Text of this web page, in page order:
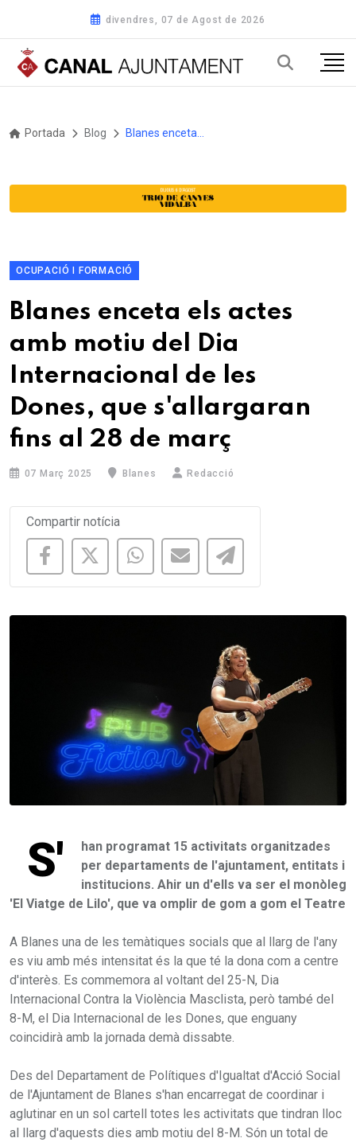
divendres, 07 de Agost de 2026
Portada Blog
OCUPACIÓ I FORMACIÓ
Blanes enceta els actes
amb motiu del Dia
Internacional de les
Dones, que s'allargaran
fins al 28 de març
07 Març 2025 Blanes Redacció
Compartir notícia
S'
han programat 15 activitats organitzades
per departaments de l'ajuntament, entitats i
institucions. Ahir un d'ells va ser el monòleg
'El Viatge de Lilo', que va omplir de gom a gom el Teatre
A Blanes una de les temàtiques socials que al llarg de l'any
es viu amb més intensitat és la que té la dona com a centre
d'interès. Es commemora al voltant del 25-N, Dia
Internacional Contra la Violència Masclista, però també del
8-M, el Dia Internacional de les Dones, que enguany
coincidirà amb la jornada demà dissabte.
Des del Departament de Polítiques d'Igualtat d'Acció Social
de l'Ajuntament de Blanes s'han encarregat de coordinar i
aglutinar en un sol cartell totes les activitats que tindran lloc
al llarg d'aquests dies amb motiu del 8-M. Són un total de